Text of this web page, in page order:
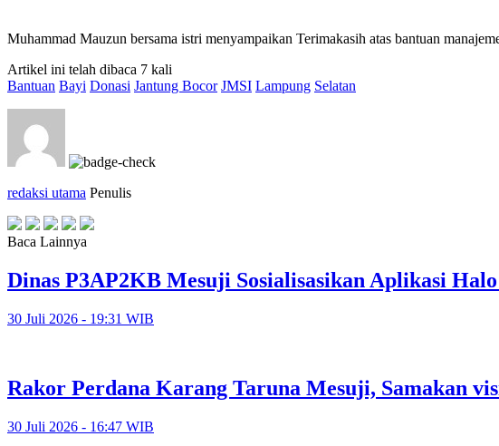
Muhammad Mauzun bersama istri menyampaikan Terimakasih atas bantuan
Artikel ini telah dibaca 7 kali
Bantuan Bayi Donasi Jantung Bocor JMSI Lampung Selatan
redaksi utama Penulis
Baca Lainnya
Dinas P3AP2KB Mesuji Sosialisasikan Aplikasi
30 Juli 2026 - 19:31 WIB
Rakor Perdana Karang Taruna Mesuji, Samakan
30 Juli 2026 - 16:47 WIB